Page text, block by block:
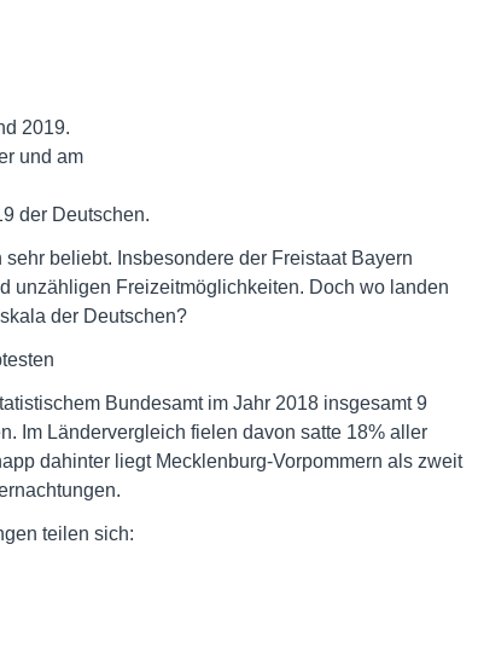
der Deutschen.
beliebt. Insbesondere der Freistaat Bayern
unzähligen Freizeitmöglichkeiten. Doch wo landen
der Deutschen?
Bundesamt im Jahr 2018 insgesamt 9
Im Ländervergleich fielen davon satte 18% aller
dahinter liegt Mecklenburg-Vorpommern als zweit
teilen sich: